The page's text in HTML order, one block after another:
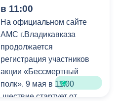
в 11:00
На официальном сайте
АМС г.Владикавказа
продолжается
регистрация участников
акции «Бессмертный
полк». 9 мая в 11:00
шествие стартует от